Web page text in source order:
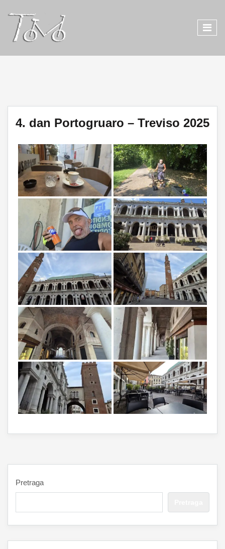
4. dan Portogruaro – Treviso 2025
Pretraga